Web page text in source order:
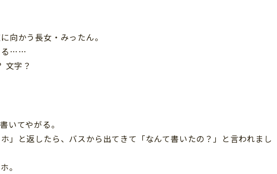
向かう長女・みったん。
る……
文字？
いてやがる。
」と返したら、バスから出てきて「なんて書いたの？」と言われまし
。